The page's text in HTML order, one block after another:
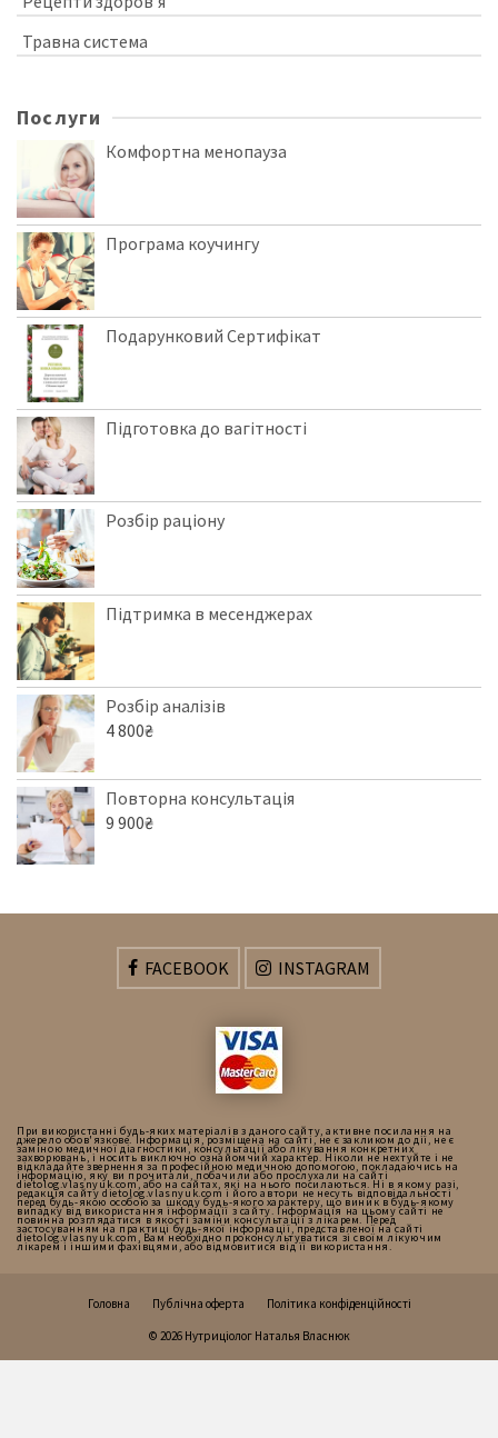
Травна система
Послуги
Комфортна менопауза
Програма коучингу
Подарунковий Сертифікат
Підготовка до вагітності
Розбір раціону
Підтримка в месенджерах
Розбір аналізів
4 800₴
Повторна консультація
9 900₴
FACEBOOK INSTAGRAM
При використанні будь-яких матеріалів з даного сайту, активне посилання на
джерело обов'язкове. Інформація, розміщена на сайті, не є закликом до дії, не є
заміною медичної діагностики, консультації або лікування конкретних
захворювань, і носить виключно ознайомчий характер. Ніколи не нехтуйте і не
відкладайте звернення за професійною медичною допомогою, покладаючись на
інформацію, яку ви прочитали, побачили або прослухали на сайті
dietolog.vlasnyuk.com, або на сайтах, які на нього посилаються. Ні в якому разі,
редакція сайту dietolog.vlasnyuk.com і його автори не несуть відповідальності
перед будь-якою особою за шкоду будь-якого характеру, що виник в будь-якому
випадку від використання інформації з сайту. Інформація на цьому сайті не
повинна розглядатися в якості заміни консультації з лікарем. Перед
застосуванням на практиці будь-якої інформації, представленої на сайті
dietolog.vlasnyuk.com, Вам необхідно проконсультуватися зі своїм лікуючим
лікарем і іншими фахівцями, або відмовитися від її використання.
Головна Публічна оферта Політика конфіденційності
© 2026 Нутриціолог Наталья Власнюк